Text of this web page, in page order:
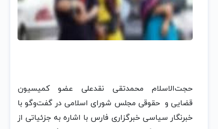
حجت‌الاسلام محمدتقی نقدعلی عضو کمیسیون
قضایی و حقوقی مجلس شورای اسلامی در گفت‌وگو با
خبرنگار سیاسی خبرگزاری فارس با اشاره به جزئیاتی از